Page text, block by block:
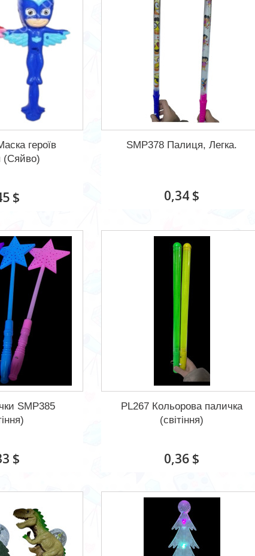
героїв
(Сяйво)
$
SMP378 Палиця, Легка.
0,34 $
SMP385
$
PL267 Кольорова паличка
(світіння)
0,36 $